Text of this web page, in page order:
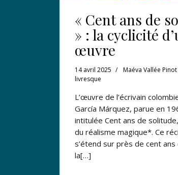
« Cent ans de
» : la cyclicité
œuvre
14 avril 2025 Maéva Vallée Pinot
livresque
L’œuvre de l’écrivain
García Márquez, parue en
intitulée Cent ans de
du réalisme magique*. Ce
s’étend sur près de cent
la[…]